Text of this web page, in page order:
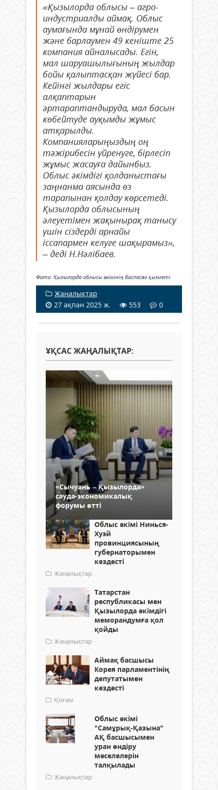
«Қызылорда облысы – агро-
индустриалды аймақ. Облыс
аумағында мұнай өндірумен
және барлаумен 49 кеніште 25
компания айналысады. Егін,
мал шаруашылығының жылдар
бойы қалыптасқан жүйесі бар.
Кейінгі жылдары егіс
алқаптарын
әртараптандыруда, мал басын
көбейтуде ауқымды жұмыс
атқарылды.
Компанияларыңыздың оң
тәжірибесін үйренуге, бірлесіп
жұмыс жасауға дайынбыз.
Облыс әкімдігі қолданыстағы
заңнанма аясында өз
тарапынан қолдау көрсетеді.
Қызылорда облысының
әлеуетімен жақынырақ танысу
үшін сіздерді арнайы
іссапармен келуге шақырамыз»,
– деді Н.Нәлібаев.
Фото: Қызылорда облысы әкімінің баспасөз қызметі
Жаңалықтар
27 ақпан 2025 ж.
553 0
ҰҚСАС ЖАҢАЛЫҚТАР:
«Cычуань – Қызылорда»
сауда-экономикалық
форумы өтті
Облыс әкімі Нинься-
Хуэй
провинциясының
губернаторымен
кездесті
Жаңалықтар
Татарстан
республикасы мен
Қызылорда әкімдігі
меморандумға қол
қойды
Жаңалықтар
Аймақ басшысы
Корея парламентінің
депутатымен
кездесті
Қоғам
Облыс әкімі
"Самұрық-Қазына"
АҚ басшысымен
уран өндіру
мәселелерін
талқылады
Жаңалықтар